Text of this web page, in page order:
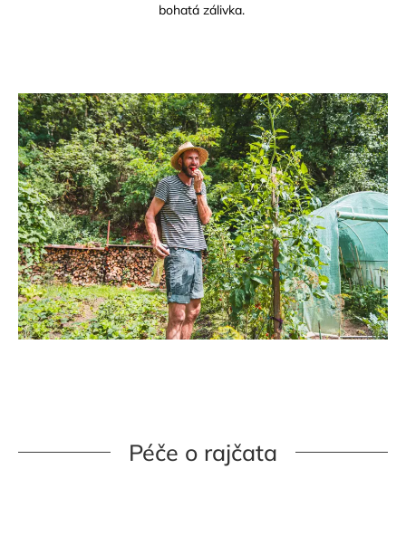
bohatá zálivka.
Péče o rajčata